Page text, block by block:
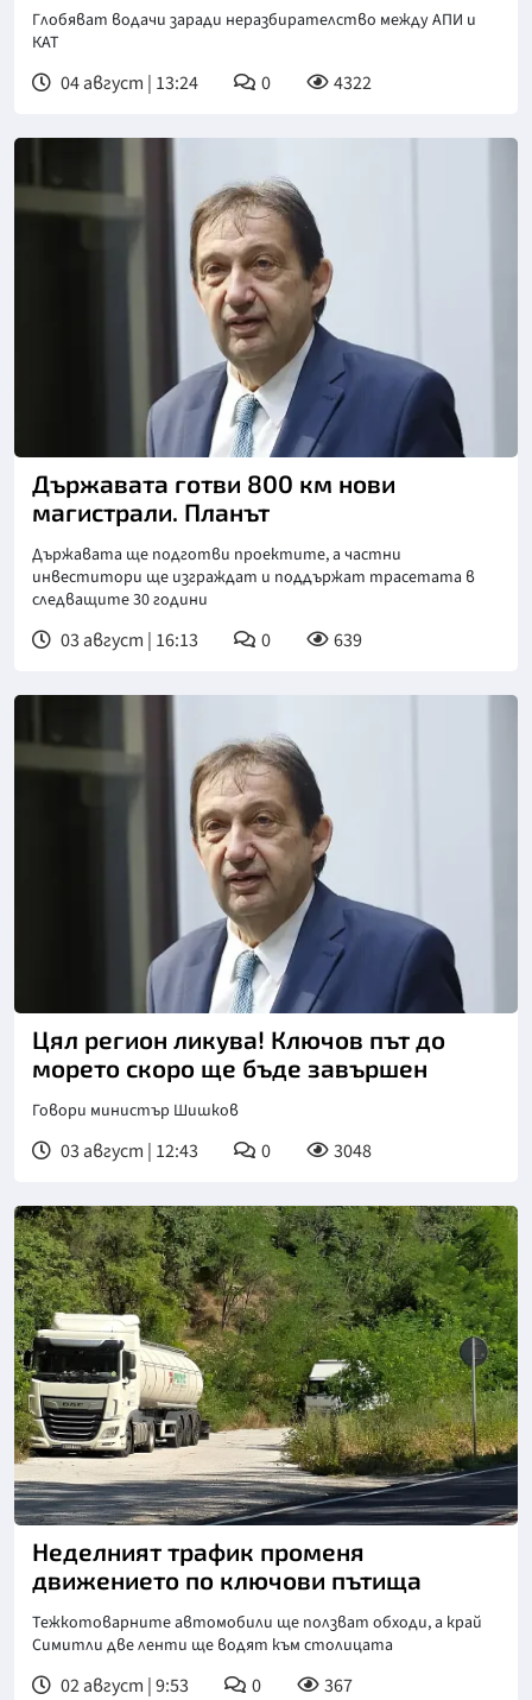
Глобяват водачи заради неразбирателство между АПИ и
КАТ
04 август | 13:24 0 4322
Снимка: БГНЕС
Държавата готви 800 км нови
магистрали. Планът
Държавата ще подготви проектите, а частни
инвеститори ще изграждат и поддържат трасетата в
следващите 30 години
03 август | 16:13 0 639
Снимка: БГНЕС
Цял регион ликува! Ключов път до
морето скоро ще бъде завършен
Говори министър Шишков
03 август | 12:43 0 3048
Снимка: БНТ
Неделният трафик променя
движението по ключови пътища
Тежкотоварните автомобили ще ползват обходи, а край
Симитли две ленти ще водят към столицата
02 август | 9:53 0 367